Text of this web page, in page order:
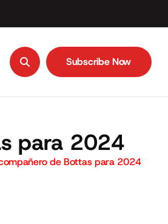
Subscribe Now
para 2024
de Bottas para 2024